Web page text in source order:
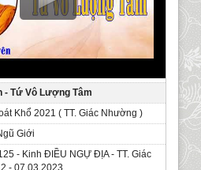
- Tứ Vô Lượng Tâm
Khổ 2021 ( TT. Giác Nhường )
Giới
- Kinh ÐIỀU NGỰ ĐỊA - TT. Giác
- 07.03.2023